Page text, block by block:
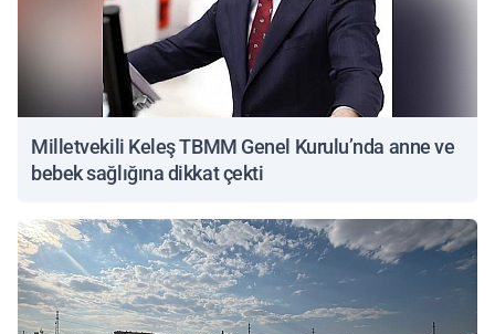
Milletvekili Keleş TBMM Genel Kurulu’nda anne ve
bebek sağlığına dikkat çekti